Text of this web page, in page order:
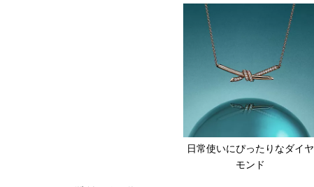
日常使いにぴったりなダイヤ
モンド